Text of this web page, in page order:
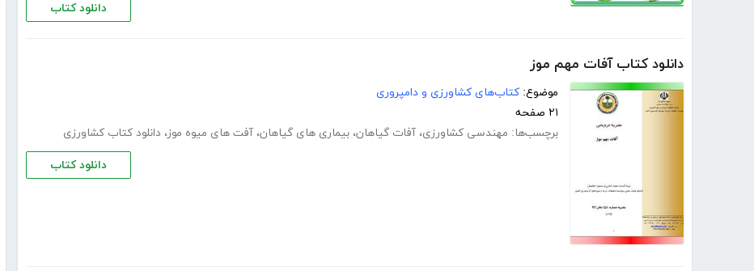
دانلود کتاب
دانلود کتاب آفات مهم موز
موضوع: کتاب‌های کشاورزی و دامپروری
۲۱ صفحه
برچسب‌ها: مهندسی کشاورزی، آفات گیاهان، بیماری های گیاهان، آفت های میوه موز، دانلود کتاب کشاورزی
دانلود کتاب